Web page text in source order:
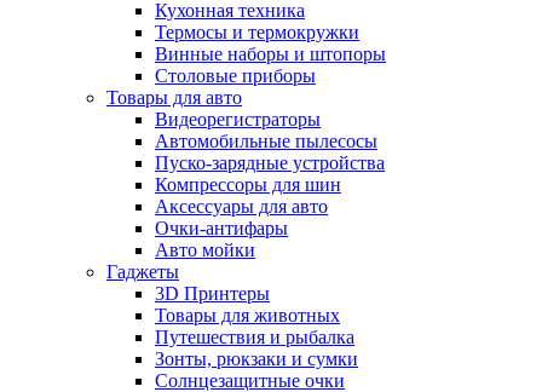
Кухонная техника
Термосы и термокружки
Винные наборы и штопоры
Столовые приборы
Товары для авто
Видеорегистраторы
Автомобильные пылесосы
Пуско-зарядные устройства
Компрессоры для шин
Аксессуары для авто
Очки-антифары
Авто мойки
Гаджеты
3D Принтеры
Товары для животных
Путешествия и рыбалка
Зонты, рюкзаки и сумки
Солнцезащитные очки